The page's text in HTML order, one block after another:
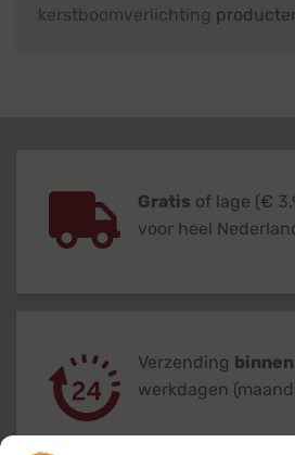
kerstboomverlichting
Gratis of lage (€
voor heel
Verzending
werkdagen